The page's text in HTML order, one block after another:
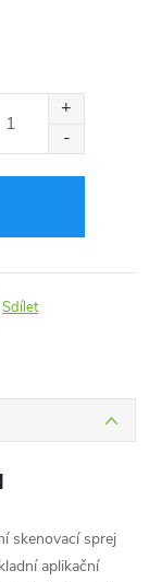
Sdílet
skenovací sprej
aplikační